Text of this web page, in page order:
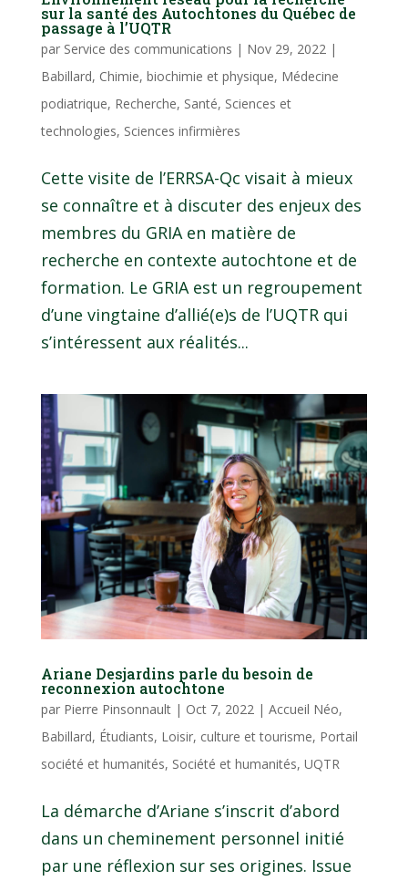
sur la santé des Autochtones du Québec de
passage à l’UQTR
par Service des communications | Nov 29, 2022|
Babillard, Chimie, biochimie et physique, Médecine
podiatrique, Recherche, Santé, Sciences et
technologies, Sciences infirmières
Cette visite de l’ERRSA-Qc visait à mieux
se connaître et à discuter des enjeux des
membres du GRIA en matière de
recherche en contexte autochtone et de
formation. Le GRIA est un regroupement
d’une vingtaine d’allié(e)s de l’UQTR qui
s’intéressent aux réalités...
Ariane Desjardins parle du besoin de
reconnexion autochtone
par Pierre Pinsonnault| Oct 7, 2022| Accueil Néo,
Babillard, Étudiants, Loisir, culture et tourisme, Portail
société et humanités, Société et humanités, UQTR
La démarche d’Ariane s’inscrit d’abord
dans un cheminement personnel initié
par une réflexion sur ses origines. Issue